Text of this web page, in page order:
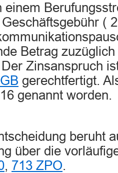
einem
(
Betrag
Zinsanspruch
gerechtfertigt.
genannt worden.
beruht
über die
, 713 ZPO.